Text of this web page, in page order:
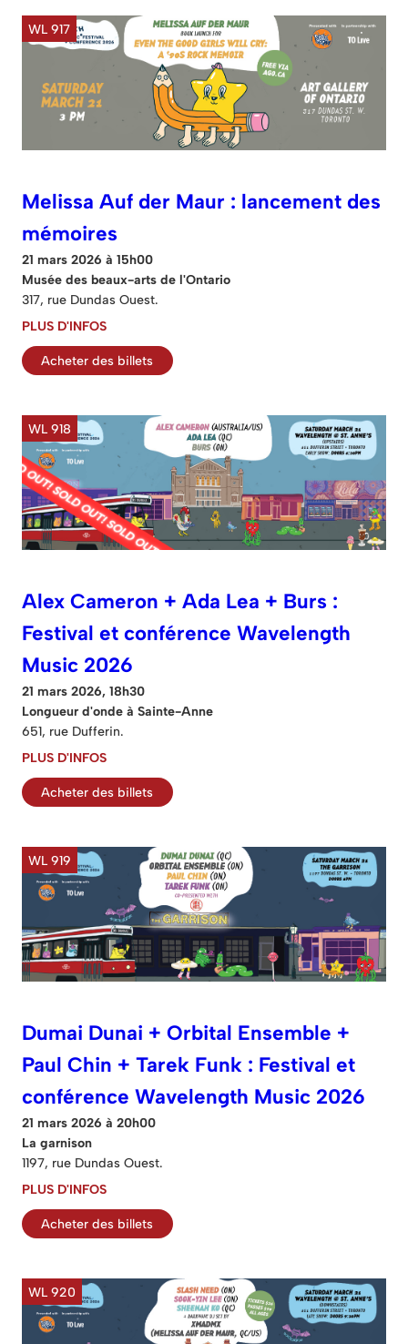
WL 917
Melissa Auf der Maur : lancement des
mémoires
21 mars 2026 à 15h00
Musée des beaux-arts de l'Ontario
317, rue Dundas Ouest.
PLUS D'INFOS
Acheter des billets
WL 918
Alex Cameron + Ada Lea + Burs :
Festival et conférence Wavelength
Music 2026
21 mars 2026, 18h30
Longueur d'onde à Sainte-Anne
651, rue Dufferin.
PLUS D'INFOS
Acheter des billets
WL 919
Dumai Dunai + Orbital Ensemble +
Paul Chin + Tarek Funk : Festival et
conférence Wavelength Music 2026
21 mars 2026 à 20h00
La garnison
1197, rue Dundas Ouest.
PLUS D'INFOS
Acheter des billets
WL 920